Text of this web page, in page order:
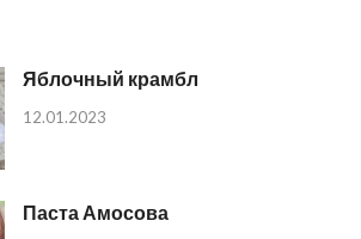
Яблочный крамбл
12.01.2023
Паста Амосова